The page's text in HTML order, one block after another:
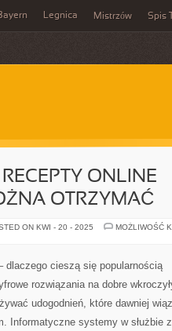
Legnica Mistrzów Spis
ONLINE
OTRZYMAĆ
ON KWI - 20 - 2025
MOŻLIWOŚĆ
dlaczego cieszą się popularnością
rozwiązania na dobre
udogodnień, które dawniej
Informatyczne systemy w służbie